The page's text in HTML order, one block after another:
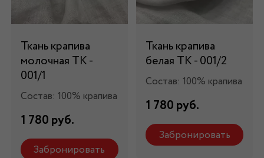
Ткань крапива
молочная ТК -
001/1
Состав: 100% крапива
1 780 руб.
Забронировать
Ткань крапива
белая ТК - 001/2
Состав: 100% крапива
1 780 руб.
Забронировать